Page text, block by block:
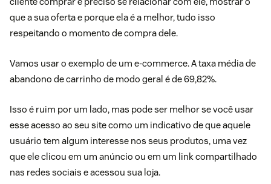
que a sua oferta e porque ela é a melhor, tudo isso
respeitando o momento de compra dele.
Vamos usar o exemplo de um e-commerce.A taxa média de
abandono de carrinho de modo geral é de 69,82%.
Isso é ruim por um lado, mas pode ser melhor se você usar
esse acesso ao seu site como um indicativo de que aquele
usuário tem algum interesse nos seus produtos, uma vez
que ele clicou em um anúncio ou em um link compartilhado
nas redes sociais e acessou sua loja.